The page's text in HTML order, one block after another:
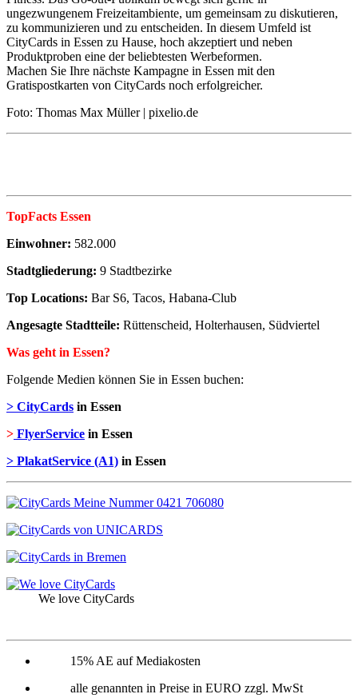
ungezwungenem Freizeitambiente, um gemeinsam zu diskutieren,
zu kommunizieren und zu entscheiden. In diesem Umfeld ist
CityCards in Essen zu Hause, hoch akzeptiert und neben
Produktproben eine der beliebtesten Werbeformen.
Machen Sie Ihre nächste Kampagne in Essen mit den
Gratispostkarten von CityCards noch erfolgreicher.
Foto: Thomas Max Müller | pixelio.de
TopFacts Essen
Einwohner: 582.000
Stadtgliederung: 9 Stadtbezirke
Top Locations: Bar S6, Tacos, Habana-Club
Angesagte Stadtteile: Rüttenscheid, Holterhausen, Südviertel
Was geht in Essen?
Folgende Medien können Sie in Essen buchen:
> CityCards in Essen
> FlyerService in Essen
> PlakatService (A1) in Essen
We love CityCards
15% AE auf Mediakosten
alle genannten in Preise in EURO zzgl. MwSt